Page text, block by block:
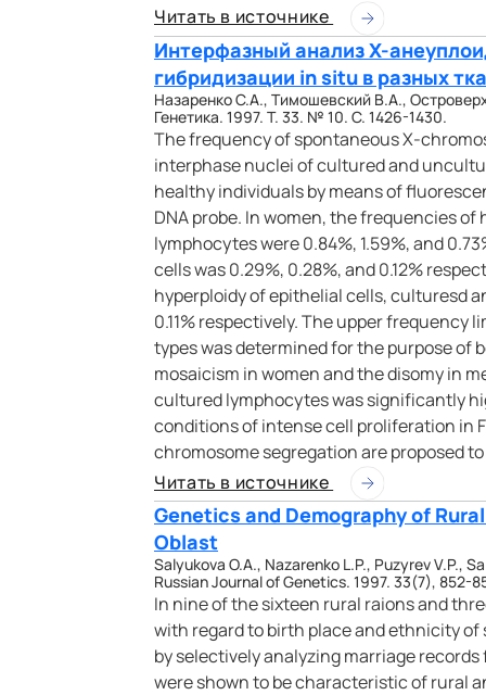
Читать в источнике
Интерфазный анализ Х-
гибридизации in situ в разных
Назаренко С.А., Тимошевский В.А.,
Генетика. 1997. Т. 33. № 10. С. 1426-1430.
The frequency of spontaneous X-
interphase nuclei of cultured and
healthy individuals by means of
DNA probe. In women, the frequencies
lymphocytes were 0.84%, 1.59%, and
cells was 0.29%, 0.28%, and 0.12%
hyperploidy of epithelial cells, culturesd
0.11% respectively. The upper
types was determined for the purpose of
mosaicism in women and the disomy in
cultured lymphocytes was significantly
conditions of intense cell proliferation in
chromosome segregation are proposed
Читать в источнике
Genetics and Demography of
Oblast
Salyukova O.A., Nazarenko L.P., Puzyrev V.P.,
Russian Journal of Genetics. 1997. 33(7), 852-
In nine of the sixteen rural raions and
with regard to birth place and ethnicity
by selectively analyzing marriage
were shown to be characteristic of rural